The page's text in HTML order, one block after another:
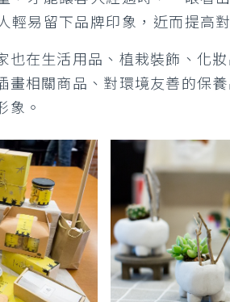
輕易留下品牌印象，近而提高
也在生活用品、植栽裝飾、化
畫相關商品、對環境友善的保
象。